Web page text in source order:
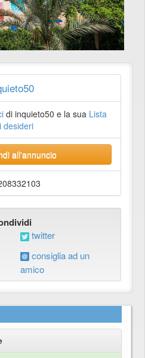
di inquieto50 e la sua Lista
desideri
all'annuncio
twitter
consiglia ad un
amico